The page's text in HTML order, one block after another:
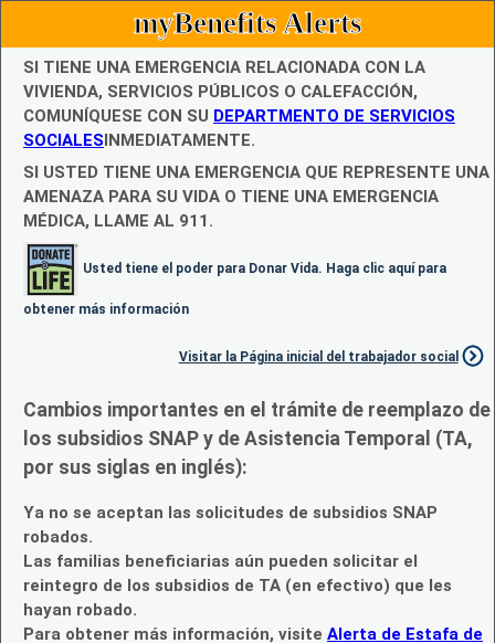
myBenefits Alerts
SI TIENE UNA EMERGENCIA RELACIONADA CON LA
VIVIENDA, SERVICIOS PÚBLICOS O CALEFACCIÓN,
COMUNÍQUESE CON SU DEPARTMENTO DE SERVICIOS
SOCIALESINMEDIATAMENTE.
SI USTED TIENE UNA EMERGENCIA QUE REPRESENTE UNA
AMENAZA PARA SU VIDA O TIENE UNA EMERGENCIA
MÉDICA, LLAME AL 911.
Usted tiene el poder para Donar Vida. Haga clic aquí para
obtener más información
Visitar la Página inicial del trabajador social
Cambios importantes en el trámite de reemplazo de
los subsidios SNAP y de Asistencia Temporal (TA,
por sus siglas en inglés):
Ya no se aceptan las solicitudes de subsidios SNAP
robados.
Las familias beneficiarias aún pueden solicitar el
reintegro de los subsidios de TA (en efectivo) que les
hayan robado.
Para obtener más información, visite Alerta de Estafa de